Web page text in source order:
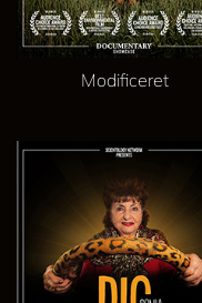
Modificeret